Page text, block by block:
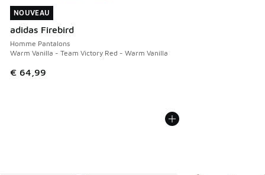
NOUVEAU
adidas Firebird
Homme Pantalons
Warm Vanilla - Team Victory Red - Warm Vanilla
€ 64,99
NOUVEAU